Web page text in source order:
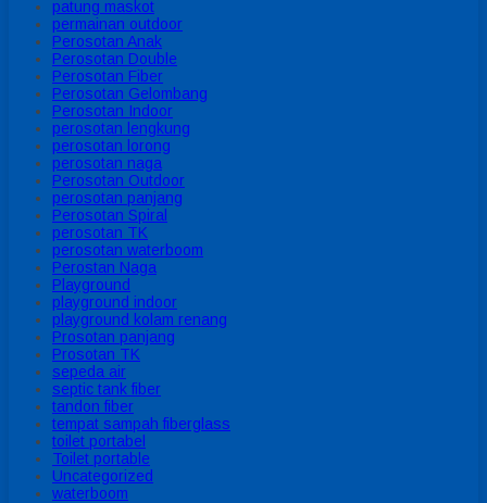
patung maskot
permainan outdoor
Perosotan Anak
Perosotan Double
Perosotan Fiber
Perosotan Gelombang
Perosotan Indoor
perosotan lengkung
perosotan lorong
perosotan naga
Perosotan Outdoor
perosotan panjang
Perosotan Spiral
perosotan TK
perosotan waterboom
Perostan Naga
Playground
playground indoor
playground kolam renang
Prosotan panjang
Prosotan TK
sepeda air
septic tank fiber
tandon fiber
tempat sampah fiberglass
toilet portabel
Toilet portable
Uncategorized
waterboom